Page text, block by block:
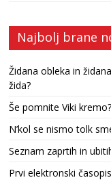
Najbolj brane
Židana obleka in
žida?
Še pomnite Viki kremo?
N’kol se nismo tolk
Seznam zaprtih in
Prvi elektronski